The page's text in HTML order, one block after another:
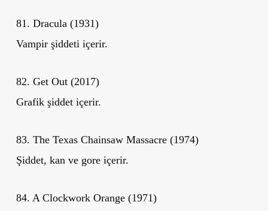
81. Dracula (1931)
Vampir şiddeti içerir.
82. Get Out (2017)
Grafik şiddet içerir.
83. The Texas Chainsaw Massacre (1974)
Şiddet, kan ve gore içerir.
84. A Clockwork Orange (1971)